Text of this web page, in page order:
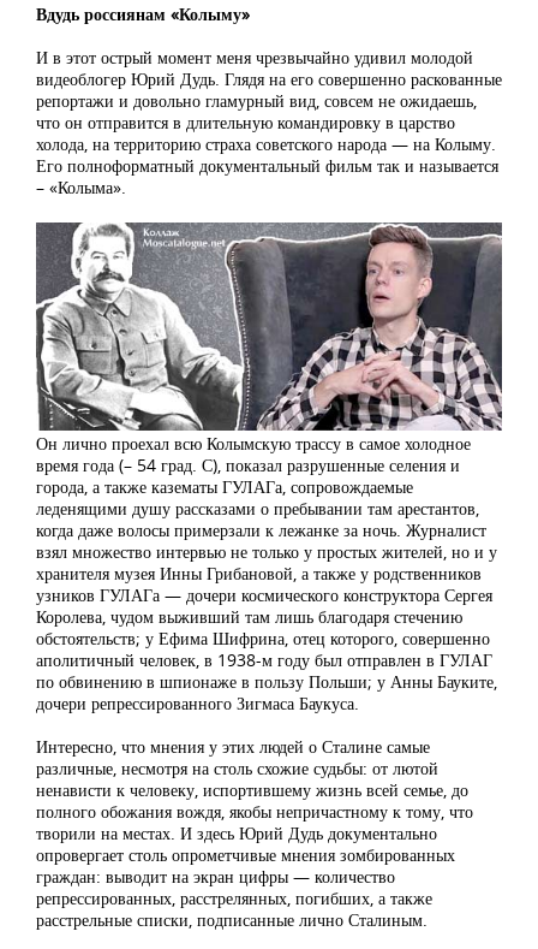
Вдудь россиянам «Колыму»
И в этот острый момент меня чрезвычайно удивил молодой
видеоблогер Юрий Дудь. Глядя на его совершенно раскованные
репортажи и довольно гламурный вид, совсем не ожидаешь,
что он отправится в длительную командировку в царство
холода, на территорию страха советского народа — на Колыму.
Его полноформатный документальный фильм так и называется
– «Колыма».
Он лично проехал всю Колымскую трассу в самое холодное
время года (– 54 град. С), показал разрушенные селения и
города, а также казематы ГУЛАГа, сопровождаемые
леденящими душу рассказами о пребывании там арестантов,
когда даже волосы примерзали к лежанке за ночь. Журналист
взял множество интервью не только у простых жителей, но и у
хранителя музея Инны Грибановой, а также у родственников
узников ГУЛАГа — дочери космического конструктора Сергея
Королева, чудом выживший там лишь благодаря стечению
обстоятельств; у Ефима Шифрина, отец которого, совершенно
аполитичный человек, в 1938-м году был отправлен в ГУЛАГ
по обвинению в шпионаже в пользу Польши; у Анны Бауките,
дочери репрессированного Зигмаса Баукуса.
Интересно, что мнения у этих людей о Сталине самые
различные, несмотря на столь схожие судьбы: от лютой
ненависти к человеку, испортившему жизнь всей семье, до
полного обожания вождя, якобы непричастному к тому, что
творили на местах. И здесь Юрий Дудь документально
опровергает столь опрометчивые мнения зомбированных
граждан: выводит на экран цифры — количество
репрессированных, расстрелянных, погибших, а также
расстрельные списки, подписанные лично Сталиным.